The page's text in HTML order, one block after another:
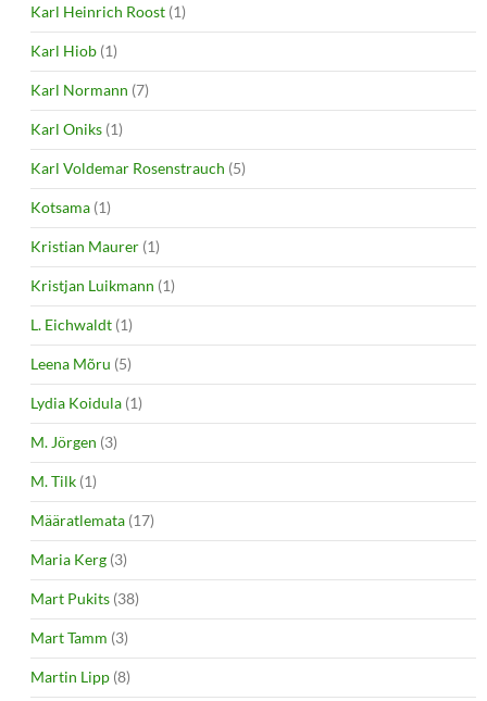
Karl Heinrich Roost (1)
Karl Hiob (1)
Karl Normann (7)
Karl Oniks (1)
Karl Voldemar Rosenstrauch (5)
Kotsama (1)
Kristian Maurer (1)
Kristjan Luikmann (1)
L. Eichwaldt (1)
Leena Mõru (5)
Lydia Koidula (1)
M. Jörgen (3)
M. Tilk (1)
Määratlemata (17)
Maria Kerg (3)
Mart Pukits (38)
Mart Tamm (3)
Martin Lipp (8)